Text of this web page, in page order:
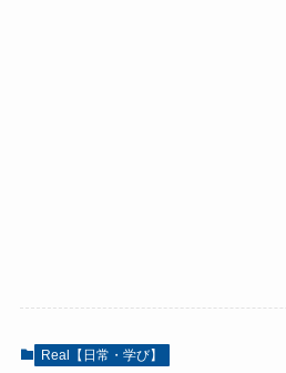
Real【日常・学び】